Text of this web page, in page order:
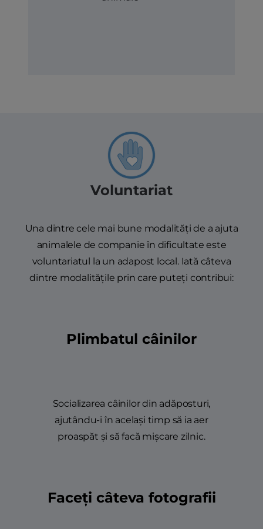
Voluntariat
Una dintre cele mai bune modalități de a ajuta
animalele de companie în dificultate este
voluntariatul la un adapost local. Iată câteva
dintre modalitățile prin care puteți contribui:
Plimbatul câinilor
Socializarea câinilor din adăposturi,
ajutându-i în același timp să ia aer
proaspăt și să facă mișcare zilnic.
Faceți câteva fotografii